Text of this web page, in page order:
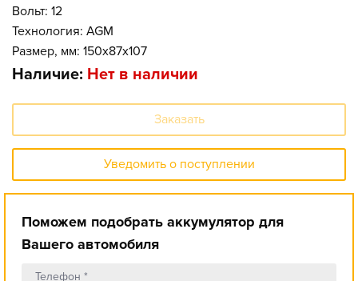
Вольт: 12
Технология: AGM
Размер, мм: 150x87x107
Наличие: Нет в наличии
Заказать
Уведомить о поступлении
Поможем подобрать аккумулятор для
Вашего автомобиля